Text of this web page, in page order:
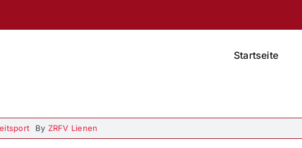
Startseite
By ZRFV Lienen